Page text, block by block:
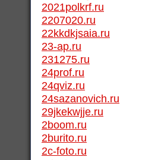
2021polkrf.ru
2207020.ru
22kkdkjsaia.ru
23-ap.ru
231275.ru
24prof.ru
24qviz.ru
24sazanovich.ru
29jkekwjje.ru
2boom.ru
2burito.ru
2c-foto.ru